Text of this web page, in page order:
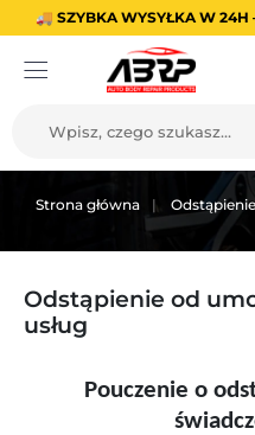
🚚 SZYBKA WYSYŁKA W 24H
Strona główna
Odstąpienie od
usług
Pouczenie o